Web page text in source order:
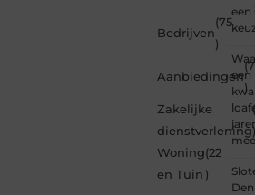
Bedrijven
(75
)
Aanbiedingen
)
Zakelijke
dienstverlening)
Woning
en Tuin
(22
)
een
een